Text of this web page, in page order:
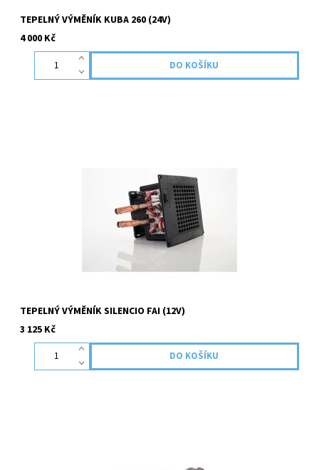
TEPELNÝ VÝMĚNÍK KUBA 260 (24V)
4 000 Kč
topení do interieru ,kde je instalován. V případě, že potřebujete
pomoci s výběrem, neváhejte se na nás obrátit!...
TEPELNÝ VÝMĚNÍK SILENCIO FAI (12V)
3 125 Kč